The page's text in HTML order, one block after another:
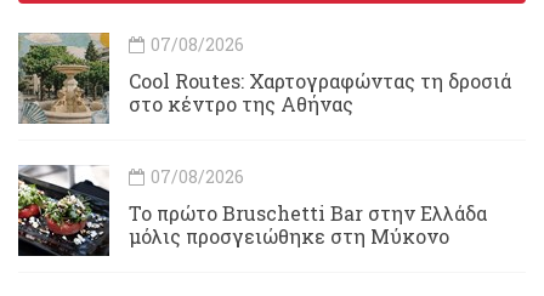
07/08/2026
Cool Routes: Χαρτογραφώντας τη δροσιά
στο κέντρο της Αθήνας
07/08/2026
Το πρώτο Bruschetti Bar στην Ελλάδα
μόλις προσγειώθηκε στη Μύκονο